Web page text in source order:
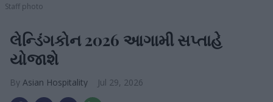
Staff photo
લેન્ડિંગકોન 2026 આગામી સપ્તાહે
યોજાશે
Asian Hospitality Jul 29, 2026